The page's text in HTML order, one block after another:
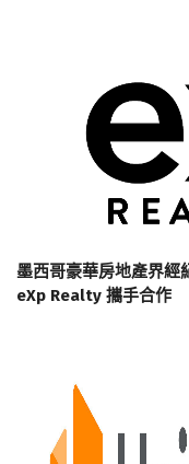
墨西哥豪華房地產界
eXp Realty 攜手合作